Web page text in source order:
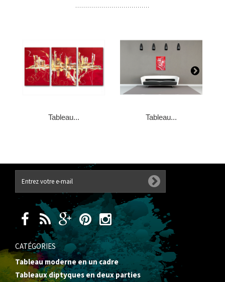
Tableau... Tableau...
CATÉGORIES
Tableau moderne en un cadre
Tableaux diptyques en deux parties